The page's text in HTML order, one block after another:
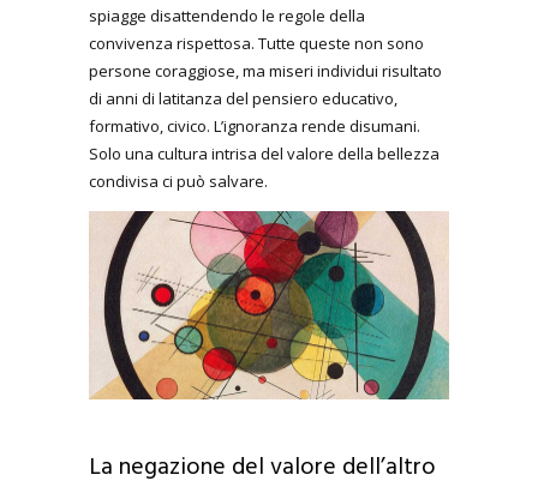
spiagge disattendendo le regole della
convivenza rispettosa. Tutte queste non sono
persone coraggiose, ma miseri individui risultato
di anni di latitanza del pensiero educativo,
formativo, civico. L’ignoranza rende disumani.
Solo una cultura intrisa del valore della bellezza
condivisa ci può salvare.
La negazione del valore dell’altro